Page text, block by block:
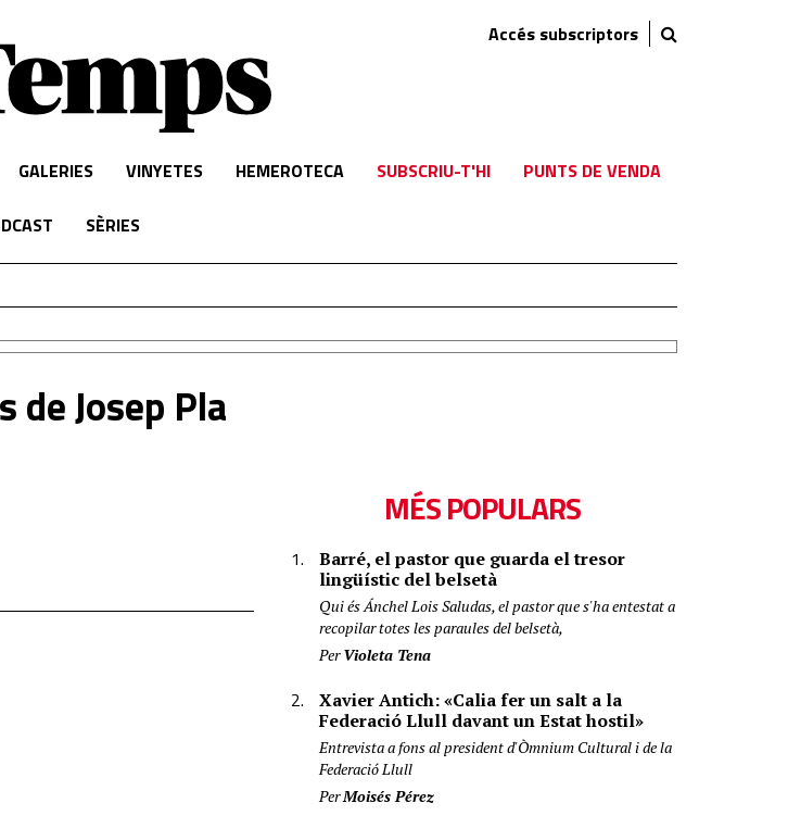
Accés subscriptors
GALERIES VINYETES HEMEROTECA SUBSCRIU-T'HI PUNTS DE VENDA
SÈRIES
de Josep Pla
MÉS POPULARS
Barré, el pastor que guarda el tresor
lingüístic del belsetà
Qui és Ánchel Lois Saludas, el pastor que s'ha entestat a
recopilar totes les paraules del belsetà,
PerVioleta Tena
Xavier Antich: «Calia fer un salt a la
Federació Llull davant un Estat hostil»
Entrevista a fons al president d'Òmnium Cultural i de la
Federació Llull
PerMoisés Pérez